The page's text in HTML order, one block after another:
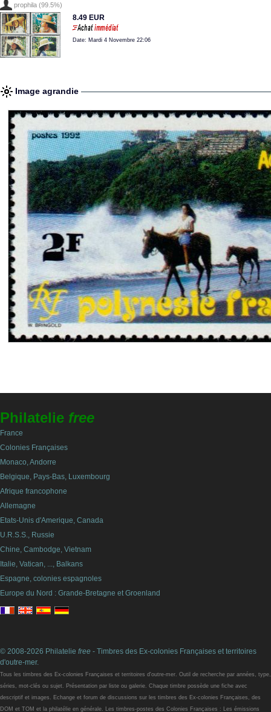
prophila (99.5%)
8.49 EUR
Date: Mardi 4 Novembre 22:06
Image agrandie
Philatelie free
France
Colonies Françaises
Monaco, Andorre
Belgique, Pays-Bas, Luxembourg
Afrique francophone
Allemagne
Etats-Unis d'Amerique, Canada
U.R.S.S., Russie
Chine, Cambodge, Vietnam
Italie, Vatican, ..., Balkans
Espagne, colonies espagnoles
Europe du Nord : Grande-Bretagne et Groenland
© 2008-2026 Philatelie free - Timbres des Ex-colonies Françaises et territoires
d'outre-mer.
Tous les timbres des Ex-colonies Françaises et territoires d'outre-mer. Outil de recherche par années, type,
séries, mot-clés ou sujet. Présentation par liste ou galerie. Chaque timbre possède une fiche avec
descriptif et images. Echange et forum de discussions sur les timbres des Ex-colonies Françaises, des
DOM et TOM et la philatélie en générale. Les timbres-postes des Colonies Françaises : Les émissions